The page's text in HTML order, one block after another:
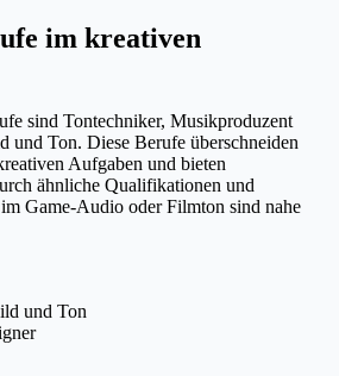
im kreativen
sind Tontechniker, Musikproduzent
und Ton. Diese Berufe überschneiden
Aufgaben und bieten
ähnliche Qualifikationen und
Game-Audio oder Filmton sind nahe
und Ton